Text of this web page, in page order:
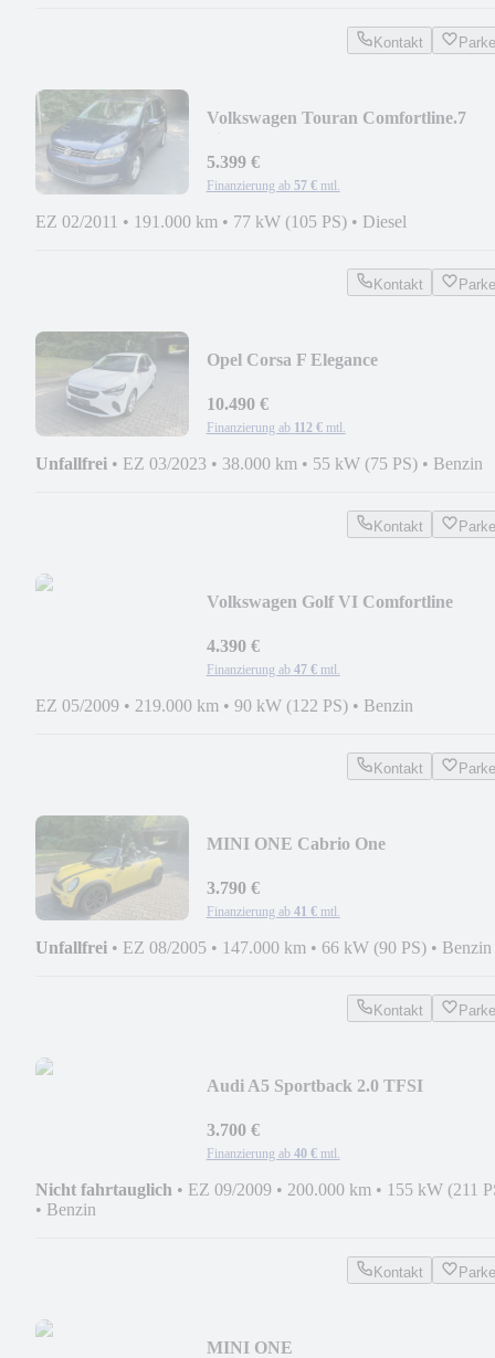
Kontakt
Volkswagen Touran Comfortline.7
5.399 €
Finanzierung ab 57 € mtl.
EZ 02/2011 • 191.000 km • 77 kW (105 PS) • Diesel
Kontakt
Opel Corsa F Elegance
10.490 €
Finanzierung ab 112 € mtl.
Unfallfrei • EZ 03/2023 • 38.000 km • 55 kW (75 PS) • Benzin
Kontakt
Volkswagen Golf VI Comfortline
4.390 €
Finanzierung ab 47 € mtl.
EZ 05/2009 • 219.000 km • 90 kW (122 PS) • Benzin
Kontakt
MINI ONE Cabrio One
3.790 €
Finanzierung ab 41 € mtl.
Unfallfrei • EZ 08/2005 • 147.000 km • 66 kW (90 PS) • Benzin
Kontakt
Audi A5 Sportback 2.0 TFSI
3.700 €
Finanzierung ab 40 € mtl.
Nicht fahrtauglich • EZ 09/2009 • 200.000 km • 155 kW (211
• Benzin
Kontakt
MINI ONE